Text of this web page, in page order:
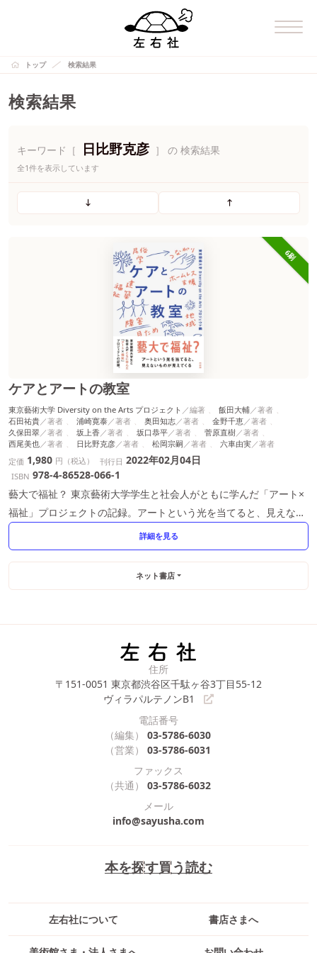
トップ 検索結果
検索結果
キーワード［ 日比野克彦 ］ の 検索結果
全1件を表示しています
6刷
ケアとアートの教室
東京藝術大学 Diversity on the Arts プロジェクト
飯田大輔
石田祐貴
浦崎寛泰 奥田知志
金野千恵
久保田翠
坂上香 坂口恭平
菅原直樹
西尾美也
日比野克彦 松岡宗嗣
六車由実
定価 1,980 円（税込） 刊行日 2022年02月04日
ISBN 978-4-86528-066-1
藝大で福祉？ 東京藝術大学学生と社会人がともに学んだ「アート×
福祉」プロジェクトの記録。アートという光を当てると、見えない
詳細を見る
ネット書店
本を探す買う読む
左右社について 書店さまへ
住所
〒151-0051 東京都渋谷区千駄ヶ谷3丁目55-12
ヴィラパルテノンB1
電話番号
（編集）
03-5786-6030
（営業）
03-5786-6031
ファックス
（共通）
03-5786-6032
メール
info@sayusha.com